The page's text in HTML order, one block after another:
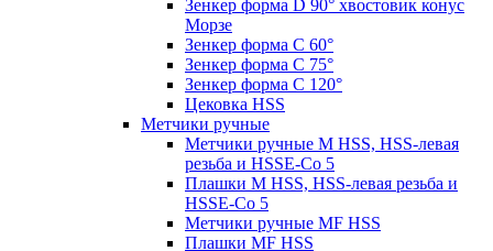
Зенкер форма D 90° хвостовик конус
Морзе
Зенкер форма С 60°
Зенкер форма С 75°
Зенкер форма С 120°
Цековка HSS
Метчики ручные
Метчики ручные M HSS, HSS-левая
резьба и HSSE-Co 5
Плашки M HSS, HSS-левая резьба и
HSSE-Co 5
Метчики ручные MF HSS
Плашки MF HSS